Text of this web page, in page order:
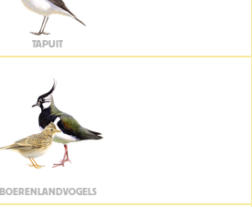
TAPUIT
BOERENLANDVOGELS